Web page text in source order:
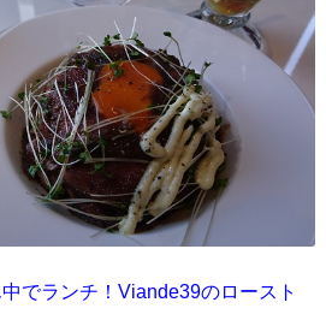
中でランチ！Viande39のロースト